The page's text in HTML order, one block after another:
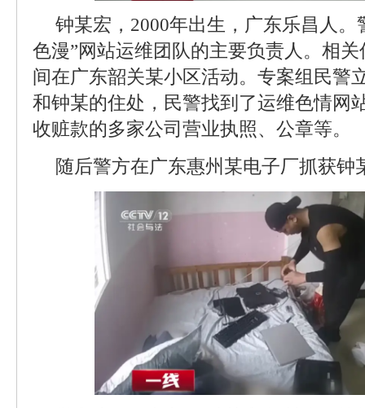
钟某宏，2000年出生，广东乐昌人。
色漫”网站运维团队的主要负责人。相
间在广东韶关某小区活动。专案组民警
和钟某的住处，民警找到了运维色情网
收赃款的多家公司营业执照、公章等。
随后警方在广东惠州某电子厂抓获钟